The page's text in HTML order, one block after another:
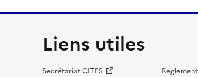
Liens utiles
Secrétariat CITES